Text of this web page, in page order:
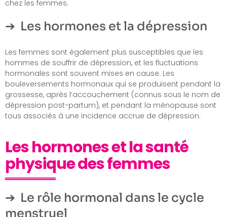
chez les femmes.
Les hormones et la dépression
Les femmes sont également plus susceptibles que les
hommes de souffrir de dépression, et les fluctuations
hormonales sont souvent mises en cause. Les
bouleversements hormonaux qui se produisent pendant la
grossesse, après l’accouchement (connus sous le nom de
dépression post-partum), et pendant la ménopause sont
tous associés à une incidence accrue de dépression.
Les hormones et la santé
physique des femmes
Le rôle hormonal dans le cycle
menstruel